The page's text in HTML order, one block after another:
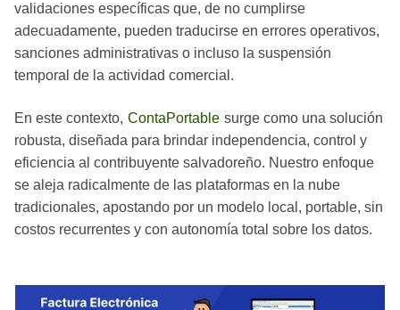
validaciones específicas que, de no cumplirse
adecuadamente, pueden traducirse en errores operativos,
sanciones administrativas o incluso la suspensión
temporal de la actividad comercial.
En este contexto, ContaPortable surge como una solución
robusta, diseñada para brindar independencia, control y
eficiencia al contribuyente salvadoreño. Nuestro enfoque
se aleja radicalmente de las plataformas en la nube
tradicionales, apostando por un modelo local, portable, sin
costos recurrentes y con autonomía total sobre los datos.